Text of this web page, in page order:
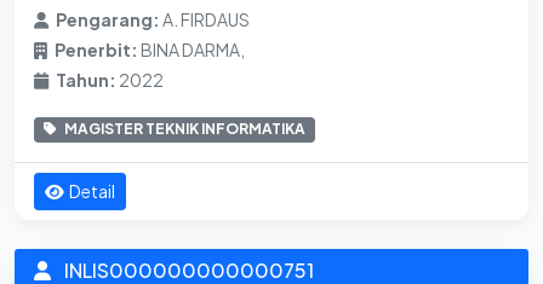
Pengarang: A. FIRDAUS
Penerbit: BINA DARMA,
Tahun: 2022
MAGISTER TEKNIK INFORMATIKA
Detail
INLIS000000000000751